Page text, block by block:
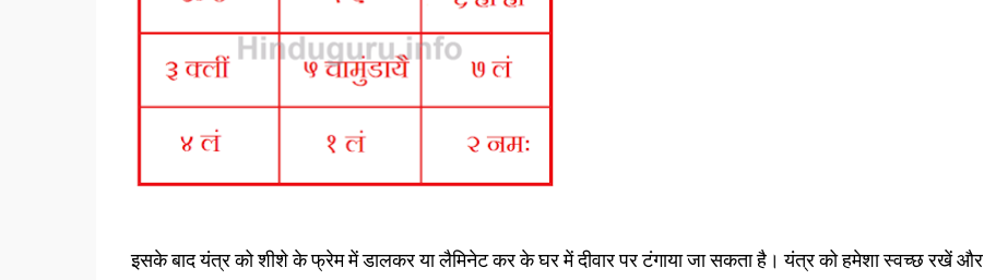
इसके बाद यंत्र को शीशे के फ्रेम में डालकर या लैमिनेट कर के घर में दीवार पर टंगाया जा सकता है। यंत्र को हमेशा स्वच्छ रखें और